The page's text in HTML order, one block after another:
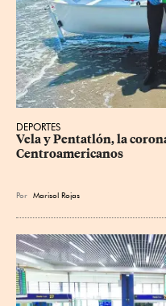
DEPORTES
Vela y Pentatlón, la
Centroamericanos
Por Marisol Rojas